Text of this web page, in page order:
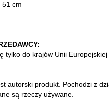
51 cm
tylko do krajów Unii
autorski produkt. Pochodzi z
są rzeczy używane.